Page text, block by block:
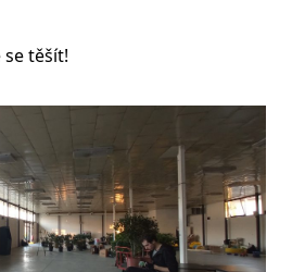
těšít!